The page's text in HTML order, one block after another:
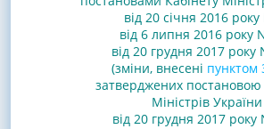
від 20 січня 2016
від 6 липня 2016 року
від 20 грудня 2017 року
(зміни, внесені пунктом
затверджених постановою
Міністрів України
від 20 грудня 2017 року